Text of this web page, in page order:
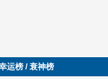
运榜 / 衰神榜